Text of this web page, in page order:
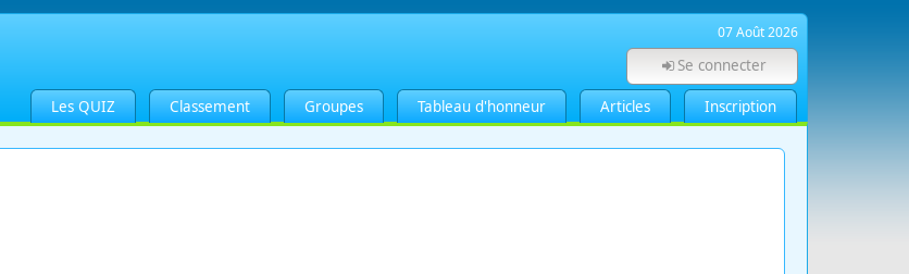
07 Août 2026
Se connecter
Les QUIZ Classement Groupes Tableau d'honneur Articles Inscription